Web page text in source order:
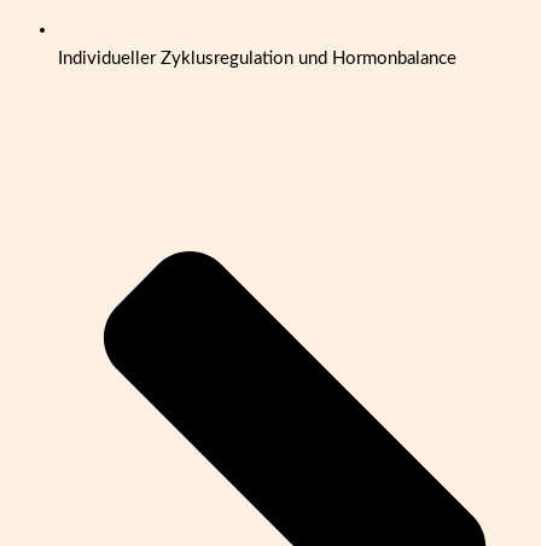
Individueller Zyklusregulation und Hormonbalance